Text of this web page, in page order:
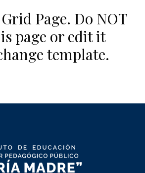
Page. Do NOT
page or edit it
template.